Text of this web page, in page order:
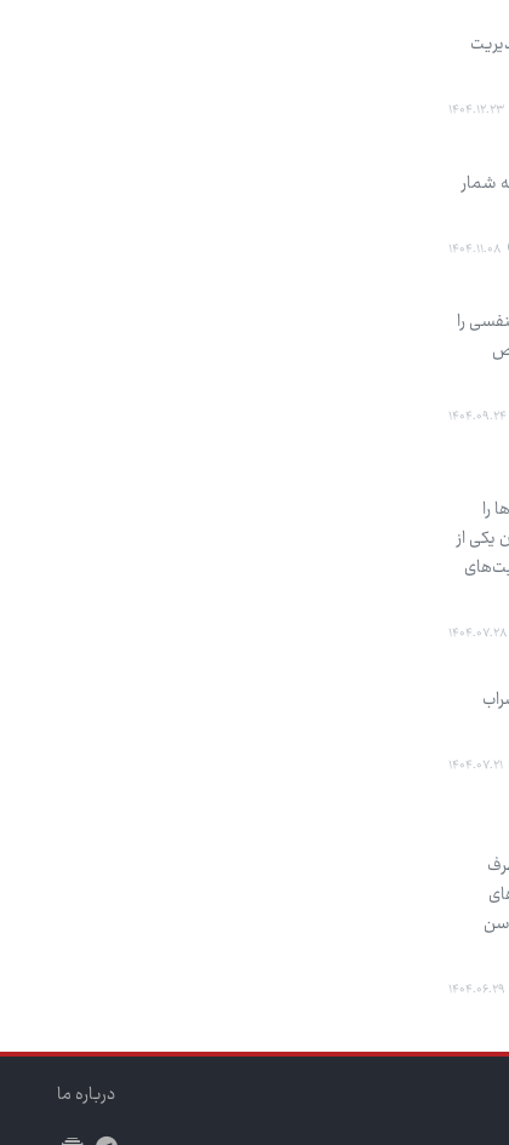
۱۴۰۴.۱۲.۲۳
شمار
۱۴۰۴.۱۱.۰۸
را
۱۴۰۴.۰۹.۲۴
را
به‌عنوان یکی از
۱۴۰۴.۰۷.۲۸
۱۴۰۴.۰۷.۲۱
۱۵ شهریور تا ۱۵ مهر از طرف
سن
۱۴۰۴.۰۶.۲۹
درباره ما